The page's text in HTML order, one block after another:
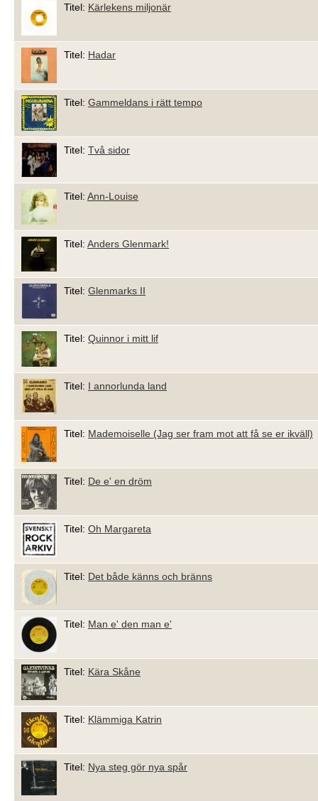
Titel: Kärlekens miljonär
Titel: Hadar
Titel: Gammeldans i rätt tempo
Titel: Två sidor
Titel: Ann-Louise
Titel: Anders Glenmark!
Titel: Glenmarks II
Titel: Quinnor i mitt lif
Titel: I annorlunda land
Titel: Mademoiselle (Jag ser fram mot att få se er ikväll)
Titel: De e' en dröm
Titel: Oh Margareta
Titel: Det både känns och bränns
Titel: Man e' den man e'
Titel: Kära Skåne
Titel: Klämmiga Katrin
Titel: Nya steg gör nya spår